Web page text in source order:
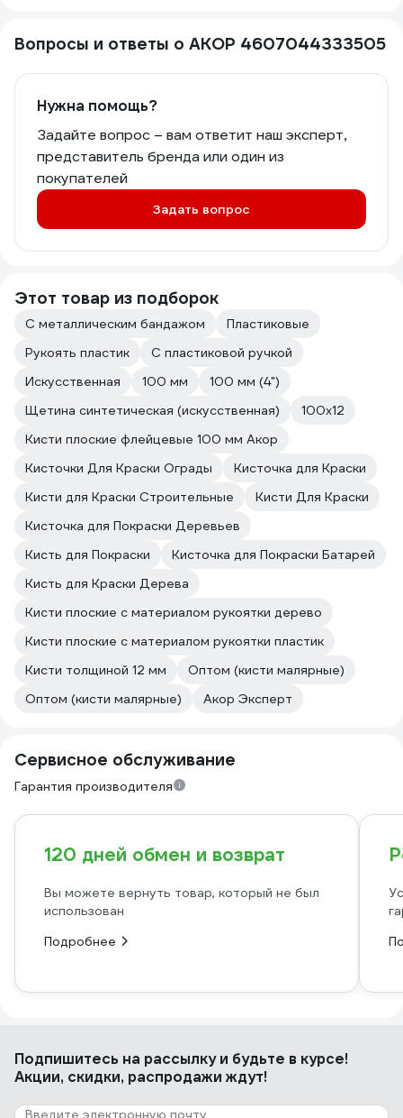
Вопросы и ответы о АКОР 4607044333505
Нужна помощь?
Задайте вопрос – вам ответит наш эксперт,
представитель бренда или один из
покупателей
Задать вопрос
Этот товар из подборок
С металлическим бандажом
Пластиковые
Рукоять пластик
С пластиковой ручкой
Искусственная
100 мм
100 мм (4")
Щетина синтетическая (искусственная)
100х12
Кисти плоские флейцевые 100 мм Акор
Кисточки Для Краски Ограды
Кисточка для Краски
Кисти для Краски Строительные
Кисти Для Краски
Кисточка для Покраски Деревьев
Кисть для Покраски
Кисточка для Покраски Батарей
Кисть для Краски Дерева
Кисти плоские с материалом рукоятки дерево
Кисти плоские с материалом рукоятки пластик
Кисти толщиной 12 мм
Оптом (кисти малярные)
Оптом (кисти малярные)
Акор Эксперт
Сервисное обслуживание
Гарантия производителя
120 дней обмен и возврат
Вы можете вернуть товар, который не был
использован
Подробнее
Подпишитесь на рассылкуи будьте в курсе!
Акции, скидки, распродажи ждут!